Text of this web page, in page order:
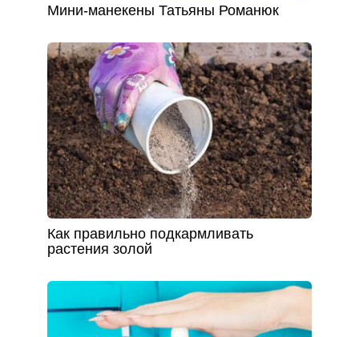
Мини-манекены Татьяны Романюк
Как правильно подкармливать
растения золой